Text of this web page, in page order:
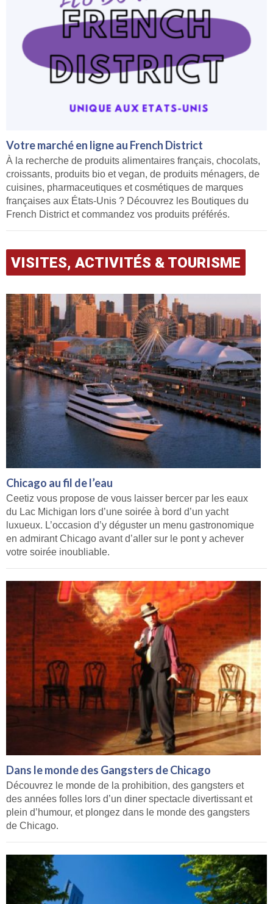
Votre marché en ligne au French District
À la recherche de produits alimentaires français, chocolats,
croissants, produits bio et vegan, de produits ménagers, de
cuisines, pharmaceutiques et cosmétiques de marques
françaises aux États-Unis ? Découvrez les Boutiques du
French District et commandez vos produits préférés.
VISITES, ACTIVITÉS & TOURISME
Chicago au fil de l’eau
Ceetiz vous propose de vous laisser bercer par les eaux
du Lac Michigan lors d’une soirée à bord d’un yacht
luxueux. L’occasion d’y déguster un menu gastronomique
en admirant Chicago avant d’aller sur le pont y achever
votre soirée inoubliable.
Dans le monde des Gangsters de Chicago
Découvrez le monde de la prohibition, des gangsters et
des années folles lors d’un diner spectacle divertissant et
plein d’humour, et plongez dans le monde des gangsters
de Chicago.